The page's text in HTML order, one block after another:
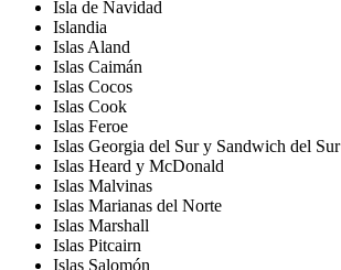
Isla de Navidad
Islandia
Islas Aland
Islas Caimán
Islas Cocos
Islas Cook
Islas Feroe
Islas Georgia del Sur y Sandwich del Sur
Islas Heard y McDonald
Islas Malvinas
Islas Marianas del Norte
Islas Marshall
Islas Pitcairn
Islas Salomón